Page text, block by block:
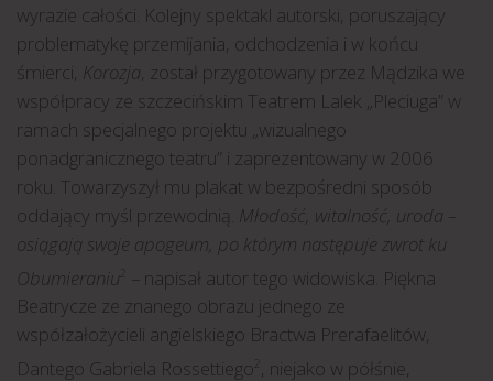
wyrazie całości. Kolejny spektakl autorski, poruszający
problematykę przemijania, odchodzenia i w końcu
śmierci, Korozja , został przygotowany przez Mądzika we
współpracy ze szczecińskim Teatrem Lalek „Pleciuga” w
ramach specjalnego projektu „wizualnego
ponadgranicznego teatru” i zaprezentowany w 2006
roku. Towarzyszył mu plakat w bezpośredni sposób
oddający myśl przewodnią. Młodość, witalność, uroda –
osiągają swoje apogeum, po którym następuje zwrot ku
Obumieraniu
– napisał autor tego widowiska. Piękna
Beatrycze ze znanego obrazu jednego ze
współzałożycieli angielskiego Bractwa Prerafaelitów,
Dantego Gabriela Rossettiego
, niejako w półśnie,